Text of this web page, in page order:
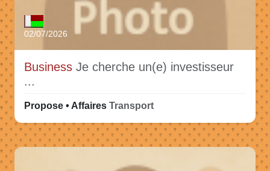
02/07/2026
Business Je cherche un(e) investisseur
...
Propose • Affaires Transport